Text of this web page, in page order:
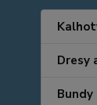
Dresy
Bundy